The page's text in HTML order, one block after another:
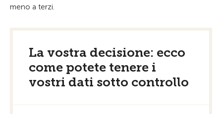
meno a terzi.
La vostra decisione: ecco
come potete tenere i
vostri dati sotto controllo